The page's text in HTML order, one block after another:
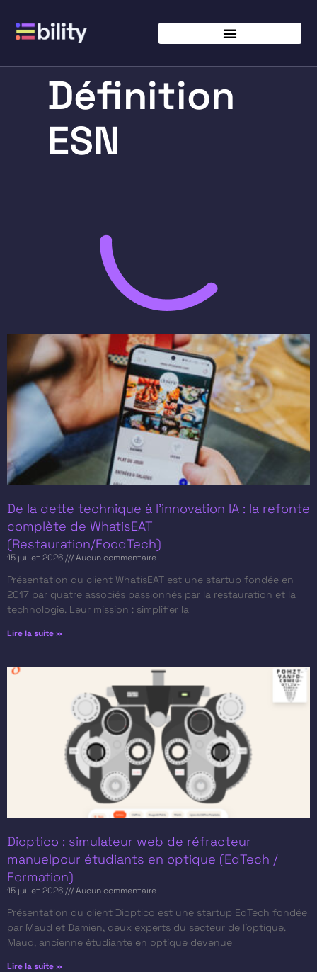
Définition
ESN
De la dette technique à l’innovation IA : la refonte
complète de WhatisEAT
(Restauration/FoodTech)
15 juillet 2026 Aucun commentaire
Présentation du client​ WhatisEAT est une startup fondée en
2017 par quatre associés passionnés par la restauration et la
technologie. Leur mission : simplifier la
Lire la suite »
Dioptico : simulateur web de réfracteur
manuelpour étudiants en optique (EdTech /
Formation)
15 juillet 2026 Aucun commentaire
Présentation du client​ Dioptico est une startup EdTech fondée
par Maud et Damien, deux experts du secteur de l’optique.
Maud, ancienne étudiante en optique devenue
Lire la suite »